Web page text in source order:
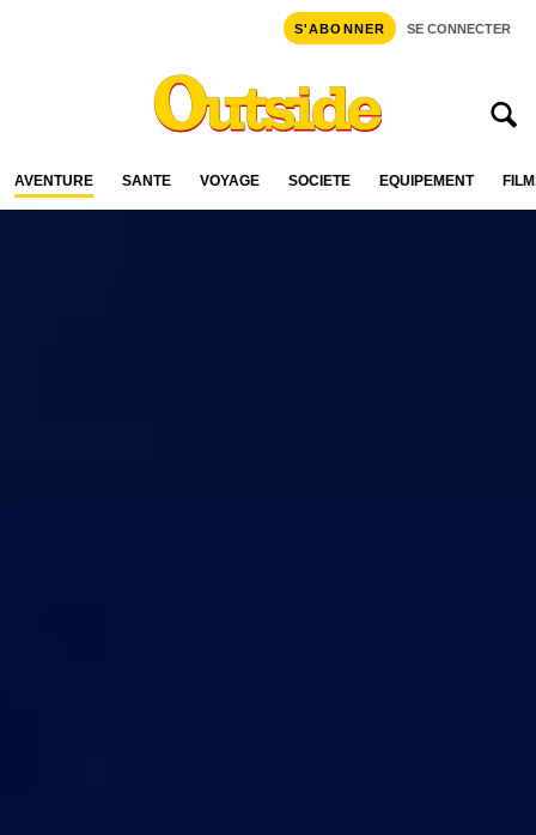
S'ABONNER SE CONNECTER
AVENTURE SANTÉ VOYAGE SOCIÉTÉ ÉQUIPEMENT